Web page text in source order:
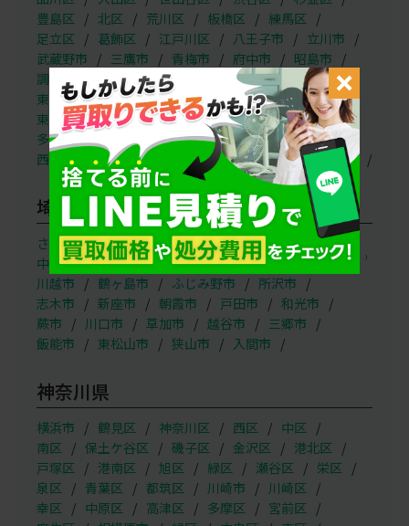
豊島区
北区 荒川区 板橋区
練馬区
足立区
葛飾区 江戸川区 八王子市
立川市
武蔵野市
三鷹市 青梅市 府中市
昭島市
調布市
町田市 小金井市 小平市
日野市
東村山市
国分寺市 国立市 福生市
狛江市
東大和市
清瀬市 東久留米市
武蔵村山市
多摩市
稲城市 羽村市
あきる野市
西東京市
奥多摩町 瑞穂町 日の出町 檜原村
埼玉県
さいたま市 （西区 北区 大宮区
見沼区
中央区
桜区 浦和区 南区 緑区 岩槻区 ）
川越市 鶴ヶ島市 ふじみ野市
所沢市
志木市
新座市 朝霞市 戸田市
和光市
蕨市
川口市 草加市 越谷市
三郷市
飯能市
東松山市 狭山市 入間市
神奈川県
横浜市 鶴見区 神奈川区 西区
中区
南区
保土ケ谷区 磯子区 金沢区
港北区
戸塚区
港南区 旭区 緑区 瀬谷区
栄区
泉区
青葉区 都筑区 川崎市
川崎区
幸区
中原区 高津区 多摩区
宮前区